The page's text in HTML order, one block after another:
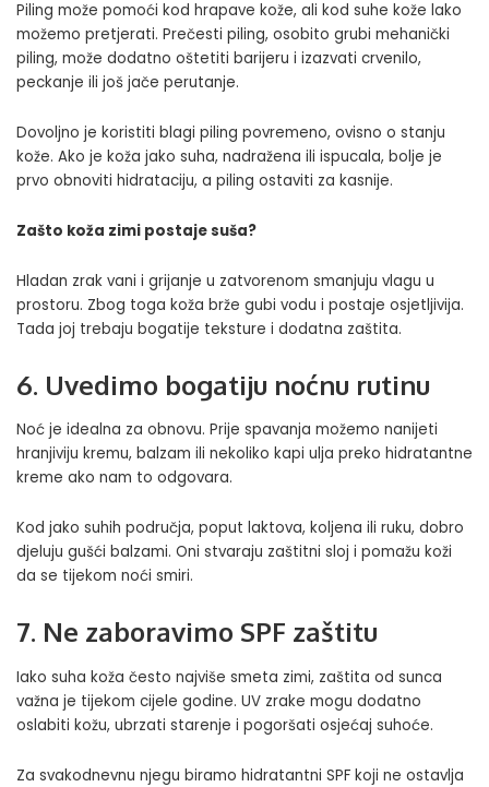
Piling može pomoći kod hrapave kože, ali kod suhe kože lako
možemo pretjerati. Prečesti piling, osobito grubi mehanički
piling, može dodatno oštetiti barijeru i izazvati crvenilo,
peckanje ili još jače perutanje.
Dovoljno je koristiti blagi piling povremeno, ovisno o stanju
kože. Ako je koža jako suha, nadražena ili ispucala, bolje je
prvo obnoviti hidrataciju, a piling ostaviti za kasnije.
Zašto koža zimi postaje suša?
Hladan zrak vani i grijanje u zatvorenom smanjuju vlagu u
prostoru. Zbog toga koža brže gubi vodu i postaje osjetljivija.
Tada joj trebaju bogatije teksture i dodatna zaštita.
6. Uvedimo bogatiju noćnu rutinu
Noć je idealna za obnovu. Prije spavanja možemo nanijeti
hranjiviju kremu, balzam ili nekoliko kapi ulja preko hidratantne
kreme ako nam to odgovara.
Kod jako suhih područja, poput laktova, koljena ili ruku, dobro
djeluju gušći balzami. Oni stvaraju zaštitni sloj i pomažu koži
da se tijekom noći smiri.
7. Ne zaboravimo SPF zaštitu
Iako suha koža često najviše smeta zimi, zaštita od sunca
važna je tijekom cijele godine. UV zrake mogu dodatno
oslabiti kožu, ubrzati starenje i pogoršati osjećaj suhoće.
Za svakodnevnu njegu biramo hidratantni SPF koji ne ostavlja